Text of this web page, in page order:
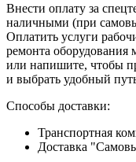
Внести оплату за
наличными (при
Оплатить услуги
ремонта
или напишите, чтобы
и выбрать удобный
Способы доставки:
Транспортная
Доставка